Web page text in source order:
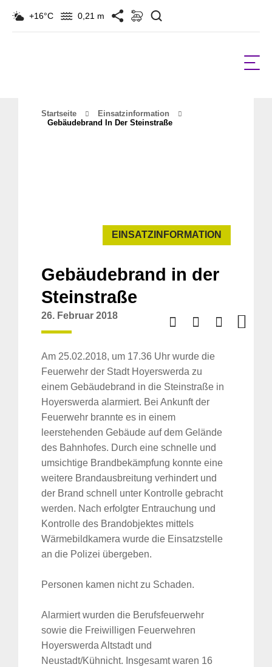
+16°C 0,21 m
Startseite
Einsatzinformation
Gebäudebrand In Der Steinstraße
EINSATZINFORMATION
Gebäudebrand in der
Steinstraße
26. Februar 2018
Am 25.02.2018, um 17.36 Uhr wurde die
Feuerwehr der Stadt Hoyerswerda zu
einem Gebäudebrand in die Steinstraße in
Hoyerswerda alarmiert. Bei Ankunft der
Feuerwehr brannte es in einem
leerstehenden Gebäude auf dem Gelände
des Bahnhofes. Durch eine schnelle und
umsichtige Brandbekämpfung konnte eine
weitere Brandausbreitung verhindert und
der Brand schnell unter Kontrolle gebracht
werden. Nach erfolgter Entrauchung und
Kontrolle des Brandobjektes mittels
Wärmebildkamera wurde die Einsatzstelle
an die Polizei übergeben.
Personen kamen nicht zu Schaden.
Alarmiert wurden die Berufsfeuerwehr
sowie die Freiwilligen Feuerwehren
Hoyerswerda Altstadt und
Neustadt/Kühnicht. Insgesamt waren 16